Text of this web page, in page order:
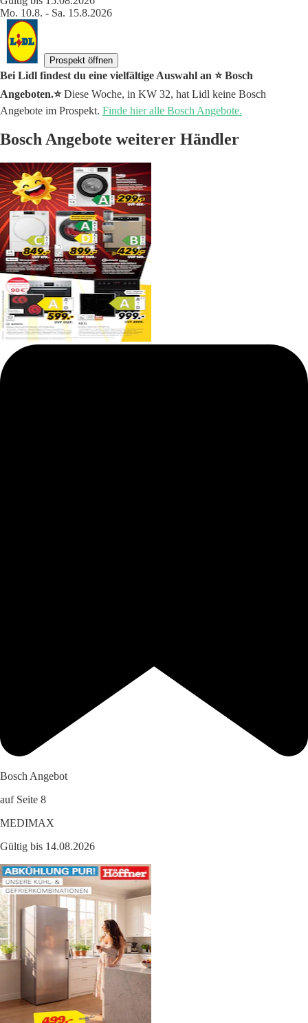
Mo. 10.8. - Sa. 15.8.2026
Prospekt öffnen
Bei Lidl findest du eine vielfältige Auswahl an ⭐️ Bosch
Angeboten.⭐️Diese Woche, in KW 32, hat Lidl keine Bosch
Angebote im Prospekt. Finde hier alle Bosch Angebote.
Bosch Angebote weiterer Händler
Bosch Angebot
auf Seite 8
MEDIMAX
Gültig bis 14.08.2026